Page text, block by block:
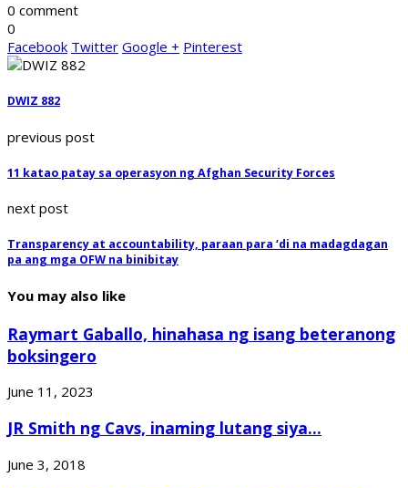
0 comment
0
Facebook Twitter Google + Pinterest
DWIZ 882
previous post
11 katao patay sa operasyon ng Afghan Security Forces
next post
Transparency at accountability, paraan para ‘di na madagdagan
pa ang mga OFW na binibitay
You may also like
Raymart Gaballo, hinahasa ng isang beteranong
boksingero
June 11, 2023
JR Smith ng Cavs, inaming lutang siya...
June 3, 2018